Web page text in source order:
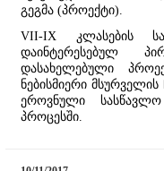
გეგმა (პროექტი).
VII-IX კლასების
დაინტერესებულ
დასახელებული
ნებისმიერი
ეროვნული
პროცესში.